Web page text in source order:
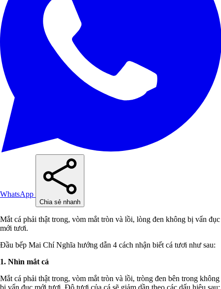
WhatsApp
Chia sẻ nhanh
Mắt cá phải thật trong, vòm mắt tròn và lồi, lòng đen không bị vẩn đục
mới tươi.
Đầu bếp Mai Chí Nghĩa hướng dẫn 4 cách nhận biết cá tươi như sau:
1. Nhìn mắt cá
Mắt cá phải thật trong, vòm mắt tròn và lồi, tròng đen bên trong không
bị vẩn đục mới tươi. Độ tươi của cá sẽ giảm dần theo các dấu hiệu sau: